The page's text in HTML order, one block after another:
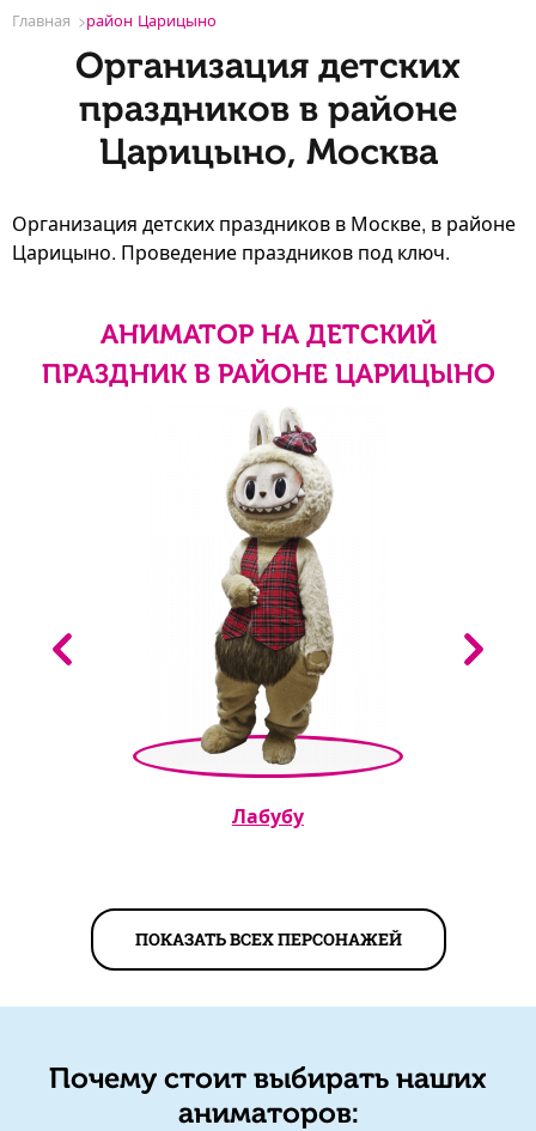
Главная район Царицыно
Организация детских
праздников в районе
Царицыно, Москва
Организация детских праздников в Москве, в районе
Царицыно. Проведение праздников под ключ.
АНИМАТОР НА ДЕТСКИЙ
ПРАЗДНИК В РАЙОНЕ ЦАРИЦЫНО
Лабубу
ПОКАЗАТЬ ВСЕХ ПЕРСОНАЖЕЙ
Почему стоит выбирать наших
аниматоров: